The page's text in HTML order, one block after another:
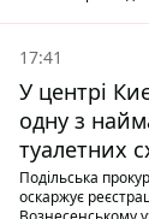
17:41
У центрі
одну з
туалетних
будинком
Подільська
оскаржує